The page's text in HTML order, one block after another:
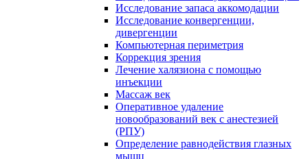
Исследование запаса аккомодации
Исследование конвергенции,
дивергенции
Компьютерная периметрия
Коррекция зрения
Лечение халязиона с помощью
инъекции
Массаж век
Оперативное удаление
новообразований век с анестезией
(РПУ)
Определение равнодействия глазных
мышц